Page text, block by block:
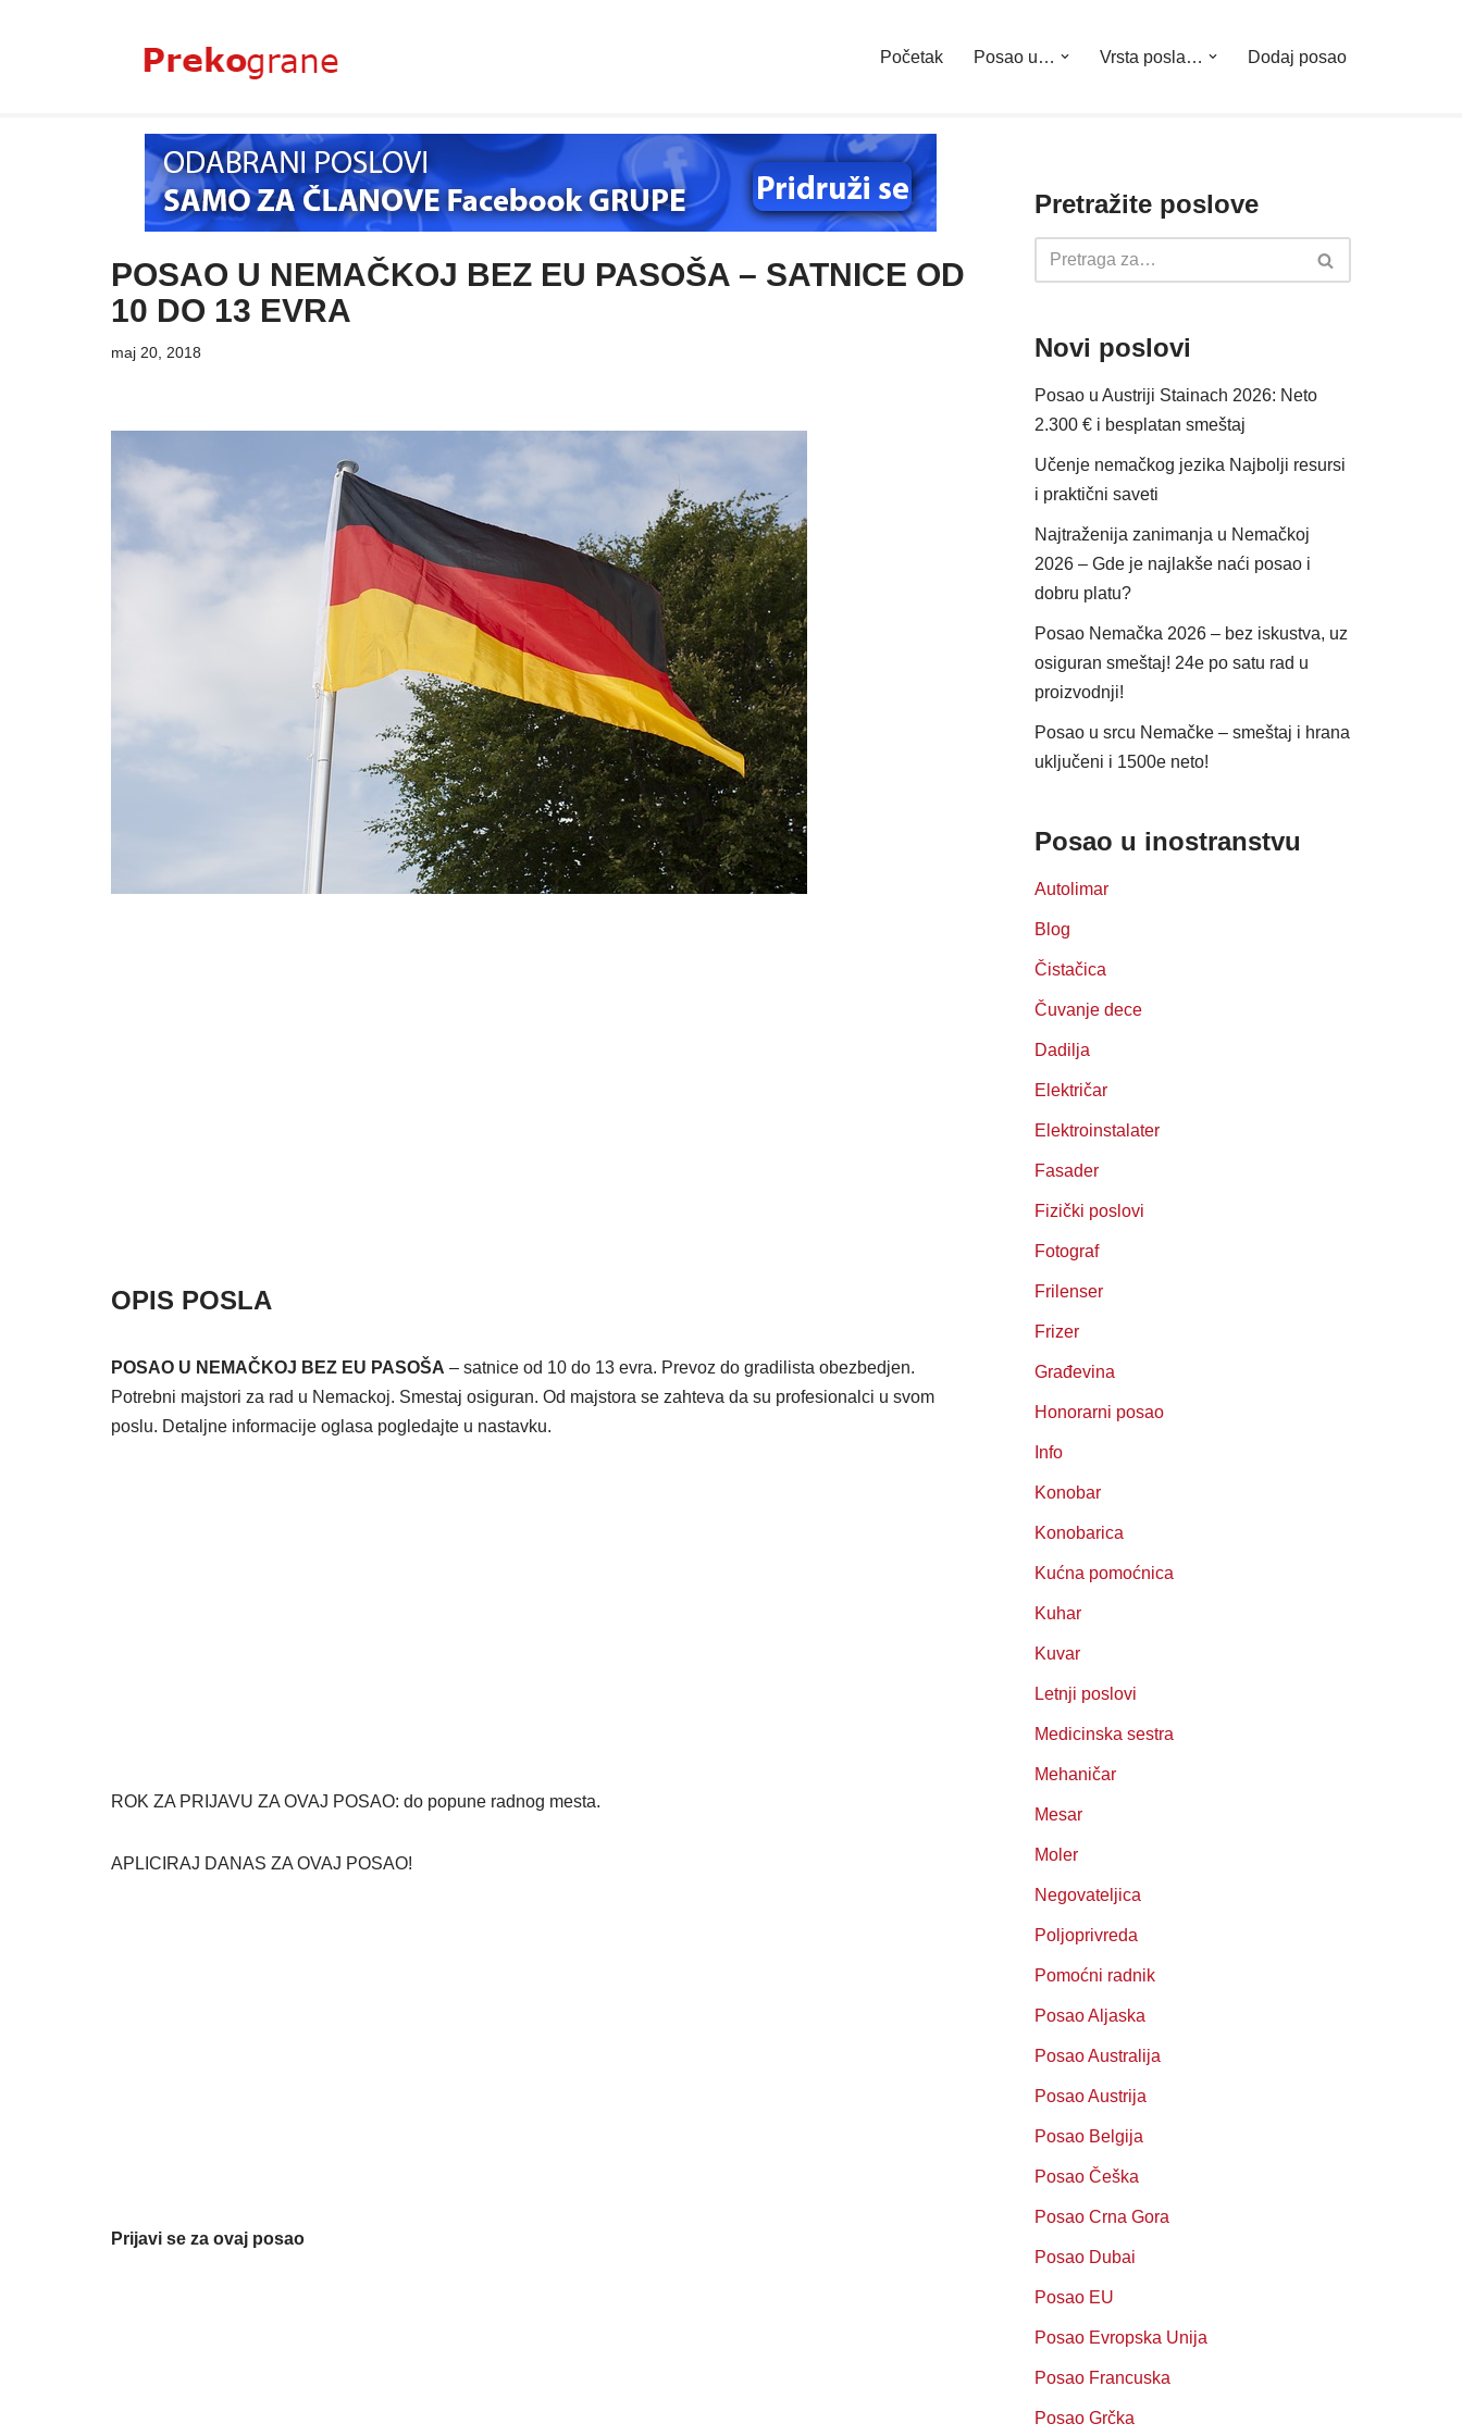
Početak Posao u… Vrsta posla… Dodaj posao
POSAO U NEMAČKOJ BEZ EU PASOŠA – SATNICE OD
10 DO 13 EVRA
maj 20, 2018
OPIS POSLA
POSAO U NEMAČKOJ BEZ EU PASOŠA – satnice od 10 do 13 evra. Prevoz do gradilista obezbedjen.
Potrebni majstori za rad u Nemackoj. Smestaj osiguran. Od majstora se zahteva da su profesionalci u svom
poslu. Detaljne informacije oglasa pogledajte u nastavku.
ROK ZA PRIJAVU ZA OVAJ POSAO: do popune radnog mesta.
APLICIRAJ DANAS ZA OVAJ POSAO!
Prijavi se za ovaj posao
Pretražite poslove
Novi poslovi
Posao u Austriji Stainach 2026: Neto
2.300 € i besplatan smeštaj
Učenje nemačkog jezika Najbolji resursi
i praktični saveti
Najtraženija zanimanja u Nemačkoj
2026 – Gde je najlakše naći posao i
dobru platu?
Posao Nemačka 2026 – bez iskustva, uz
osiguran smeštaj! 24e po satu rad u
proizvodnji!
Posao u srcu Nemačke – smeštaj i hrana
uključeni i 1500e neto!
Posao u inostranstvu
Autolimar
Blog
Čistačica
Čuvanje dece
Dadilja
Električar
Elektroinstalater
Fasader
Fizički poslovi
Fotograf
Frilenser
Frizer
Građevina
Honorarni posao
Info
Konobar
Konobarica
Kućna pomoćnica
Kuhar
Kuvar
Letnji poslovi
Medicinska sestra
Mehaničar
Mesar
Moler
Negovateljica
Poljoprivreda
Pomoćni radnik
Posao Aljaska
Posao Australija
Posao Austrija
Posao Belgija
Posao Češka
Posao Crna Gora
Posao Dubai
Posao EU
Posao Evropska Unija
Posao Francuska
Posao Grčka